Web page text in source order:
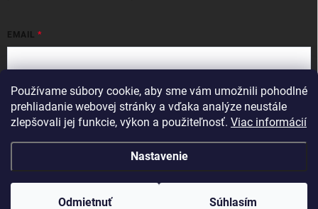
Používame súbory cookie, aby sme vám umožnili pohodlné
prehliadanie webovej stránky a vďaka analýze neustále
zlepšovali jej funkcie, výkon a použiteľnosť. Viac informácií
Nastavenie
Odmietnuť Súhlasím
EMAIL
Vložením e-mailu súhlasíte spodmienkami ochrany osobných údajov
Prihlásiť sa
Copyright 2026 . Všetky práva vyhradené.